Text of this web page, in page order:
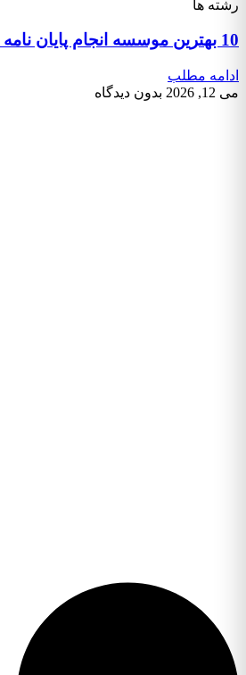
رشته ها
10 بهترین موسسه انجام پایان نامه رشته هوافضا گرایش سازه های هوایی
ادامه مطلب
می 12, 2026
بدون دیدگاه